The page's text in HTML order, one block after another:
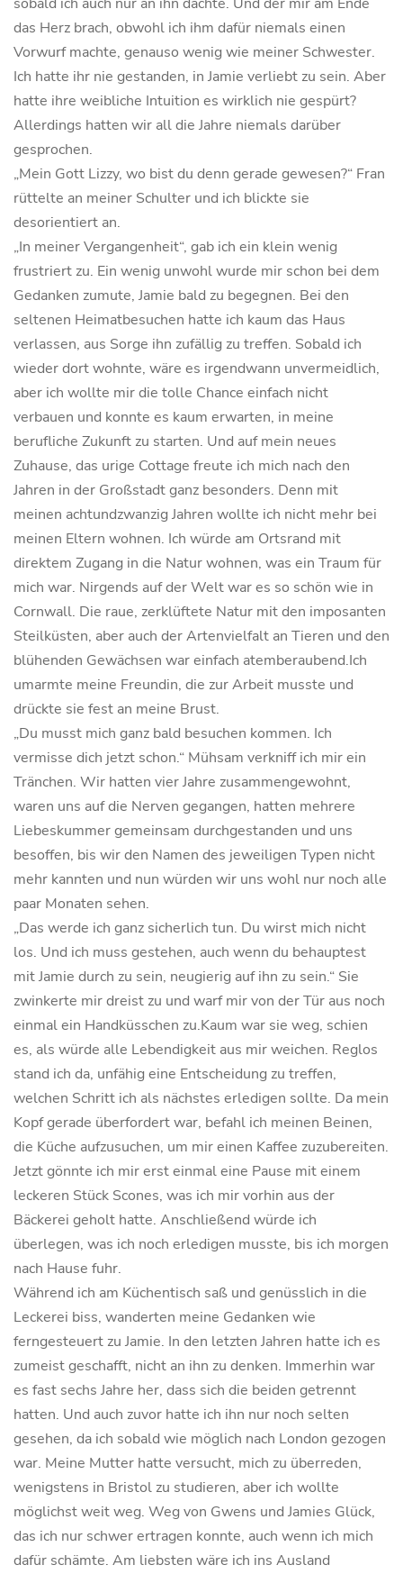
das Herz brach, obwohl ich ihm dafür niemals einen
Vorwurf machte, genauso wenig wie meiner Schwester.
Ich hatte ihr nie gestanden, in Jamie verliebt zu sein. Aber
hatte ihre weibliche Intuition es wirklich nie gespürt?
Allerdings hatten wir all die Jahre niemals darüber
gesprochen.
„Mein Gott Lizzy, wo bist du denn gerade gewesen?“ Fran
rüttelte an meiner Schulter und ich blickte sie
desorientiert an.
„In meiner Vergangenheit“, gab ich ein klein wenig
frustriert zu. Ein wenig unwohl wurde mir schon bei dem
Gedanken zumute, Jamie bald zu begegnen. Bei den
seltenen Heimatbesuchen hatte ich kaum das Haus
verlassen, aus Sorge ihn zufällig zu treffen. Sobald ich
wieder dort wohnte, wäre es irgendwann unvermeidlich,
aber ich wollte mir die tolle Chance einfach nicht
verbauen und konnte es kaum erwarten, in meine
berufliche Zukunft zu starten. Und auf mein neues
Zuhause, das urige Cottage freute ich mich nach den
Jahren in der Großstadt ganz besonders. Denn mit
meinen achtundzwanzig Jahren wollte ich nicht mehr bei
meinen Eltern wohnen. Ich würde am Ortsrand mit
direktem Zugang in die Natur wohnen, was ein Traum für
mich war. Nirgends auf der Welt war es so schön wie in
Cornwall. Die raue, zerklüftete Natur mit den imposanten
Steilküsten, aber auch der Artenvielfalt an Tieren und den
blühenden Gewächsen war einfach atemberaubend.Ich
umarmte meine Freundin, die zur Arbeit musste und
drückte sie fest an meine Brust.
„Du musst mich ganz bald besuchen kommen. Ich
vermisse dich jetzt schon.“ Mühsam verkniff ich mir ein
Tränchen. Wir hatten vier Jahre zusammengewohnt,
waren uns auf die Nerven gegangen, hatten mehrere
Liebeskummer gemeinsam durchgestanden und uns
besoffen, bis wir den Namen des jeweiligen Typen nicht
mehr kannten und nun würden wir uns wohl nur noch alle
paar Monaten sehen.
„Das werde ich ganz sicherlich tun. Du wirst mich nicht
los. Und ich muss gestehen, auch wenn du behauptest
mit Jamie durch zu sein, neugierig auf ihn zu sein.“ Sie
zwinkerte mir dreist zu und warf mir von der Tür aus noch
einmal ein Handküsschen zu.Kaum war sie weg, schien
es, als würde alle Lebendigkeit aus mir weichen. Reglos
stand ich da, unfähig eine Entscheidung zu treffen,
welchen Schritt ich als nächstes erledigen sollte. Da mein
Kopf gerade überfordert war, befahl ich meinen Beinen,
die Küche aufzusuchen, um mir einen Kaffee zuzubereiten.
Jetzt gönnte ich mir erst einmal eine Pause mit einem
leckeren Stück Scones, was ich mir vorhin aus der
Bäckerei geholt hatte. Anschließend würde ich
überlegen, was ich noch erledigen musste, bis ich morgen
nach Hause fuhr.
Während ich am Küchentisch saß und genüsslich in die
Leckerei biss, wanderten meine Gedanken wie
ferngesteuert zu Jamie. In den letzten Jahren hatte ich es
zumeist geschafft, nicht an ihn zu denken. Immerhin war
es fast sechs Jahre her, dass sich die beiden getrennt
hatten. Und auch zuvor hatte ich ihn nur noch selten
gesehen, da ich sobald wie möglich nach London gezogen
war. Meine Mutter hatte versucht, mich zu überreden,
wenigstens in Bristol zu studieren, aber ich wollte
möglichst weit weg. Weg von Gwens und Jamies Glück,
das ich nur schwer ertragen konnte, auch wenn ich mich
dafür schämte. Am liebsten wäre ich ins Ausland